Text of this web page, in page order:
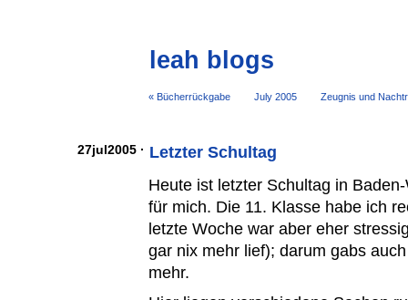
leah blogs
« Bücherrückgabe July 2005 Zeugnis und
27jul2005 · Letzter Schultag
Heute ist letzter Schultag in
für mich. Die 11. Klasse habe ich
letzte Woche war aber eher
gar nix mehr lief); darum gabs
mehr.